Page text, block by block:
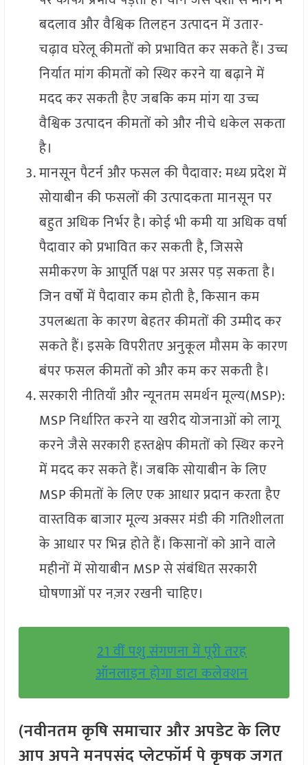
बदलाव और वैश्विक तिलहन उत्पादन में उतार-
चढ़ाव घरेलू कीमतों को प्रभावित कर सकते हैं। उच्च
निर्यात मांग कीमतों को स्थिर करने या बढ़ाने में
मदद कर सकती हैए जबकि कम मांग या उच्च
वैश्विक उत्पादन कीमतों को और नीचे धकेल सकता
है।
मानसून पैटर्न और फसल की पैदावार: मध्य प्रदेश में
सोयाबीन की फसलों की उत्पादकता मानसून पर
बहुत अधिक निर्भर है। कोई भी कमी या अधिक वर्षा
पैदावार को प्रभावित कर सकती है, जिससे
समीकरण के आपूर्ति पक्ष पर असर पड़ सकता है।
जिन वर्षों में पैदावार कम होती है, किसान कम
उपलब्धता के कारण बेहतर कीमतों की उम्मीद कर
सकते हैं। इसके विपरीतए अनुकूल मौसम के कारण
बंपर फसल कीमतों को और कम कर सकती है।
सरकारी नीतियाँ और न्यूनतम समर्थन मूल्य(MSP):
MSP निर्धारित करने या खरीद योजनाओं को लागू
करने जैसे सरकारी हस्तक्षेप कीमतों को स्थिर करने
में मदद कर सकते हैं। जबकि सोयाबीन के लिए
MSP कीमतों के लिए एक आधार प्रदान करता हैए
वास्तविक बाजार मूल्य अक्सर मंडी की गतिशीलता
के आधार पर भिन्न होते हैं। किसानों को आने वाले
महीनों में सोयाबीन MSP से संबंधित सरकारी
घोषणाओं पर नज़र रखनी चाहिए।
21 वीं पशु संगणना में पूरी तरह
ऑनलाइन होगा डाटा कलेक्शन
(नवीनतम कृषि समाचार और अपडेट के लिए
आप अपने मनपसंद प्लेटफॉर्म पे कृषक जगत